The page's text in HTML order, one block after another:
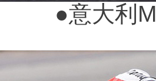
●意大利